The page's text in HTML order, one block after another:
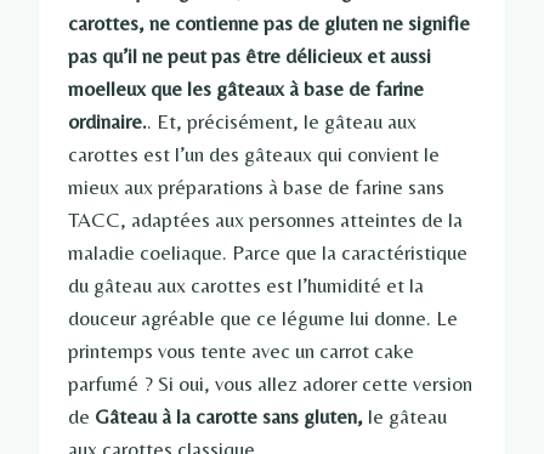
carottes, ne contienne pas de gluten ne signifie
pas qu’il ne peut pas être délicieux et aussi
moelleux que les gâteaux à base de farine
ordinaire.. Et, précisément, le gâteau aux
carottes est l’un des gâteaux qui convient le
mieux aux préparations à base de farine sans
TACC, adaptées aux personnes atteintes de la
maladie coeliaque. Parce que la caractéristique
du gâteau aux carottes est l’humidité et la
douceur agréable que ce légume lui donne. Le
printemps vous tente avec un carrot cake
parfumé ? Si oui, vous allez adorer cette version
de Gâteau à la carotte sans gluten, le gâteau